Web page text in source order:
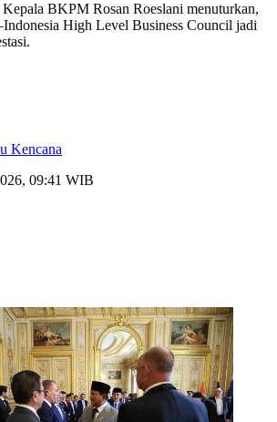
BKPM Rosan Roeslani menuturkan,
High Level Business Council jadi
Kencana
09:41 WIB